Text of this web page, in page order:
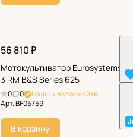
56 810 ₽
Мотокультиватор Eurosystems Z-
3 RM B&S Series 625
0 0
Наличие уточняйте
Арт.BF05759
В корзину